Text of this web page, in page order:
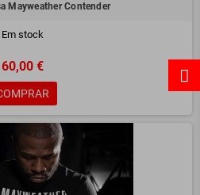
Mayweather Contender
Em stock
60,00 €